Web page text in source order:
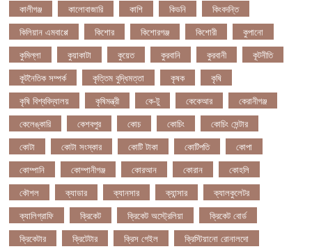
কালীগঞ্জ
কালোবাজারি কাশি কিডনি
কিংবদন্তি
কিলিয়ান এমবাপ্পে
কিশোর কিশোরগঞ্জ কিশোরী
কুপানো
কুমিল্লা
কুয়াকাটা কুয়েত কুরবানি কুরবানী
কূটনীতি
কূটনৈতিক সম্পর্ক
কৃত্তিম বুদ্ধিমত্তা কৃষক
কৃষি
কৃষি বিশ্ববিদ্যালয়
কৃষিমন্ত্রী কে-টু কেকেআর
কেরানীগঞ্জ
কেলেঙ্কারি
কেশবপুর কোচ কোচিং
কোচিং সেন্টার
কোটা
কোটা সংস্কার কোটি টাকা কোটিপতি
কোপা
কোম্পানি
কোম্পানীগঞ্জ কোরআন কোরান
কোহলি
কৌশল
ক্যাডার ক্যানসার ক্যান্সার
ক্যালকুলেটর
ক্যালিগ্রাফি
ক্রিকেট ক্রিকেট অস্ট্রেলিয়া
ক্রিকেট বোর্ড
ক্রিকেটার
ক্রিটেটার ক্রিস গেইল
ক্রিস্টিয়ানো রোনালদো